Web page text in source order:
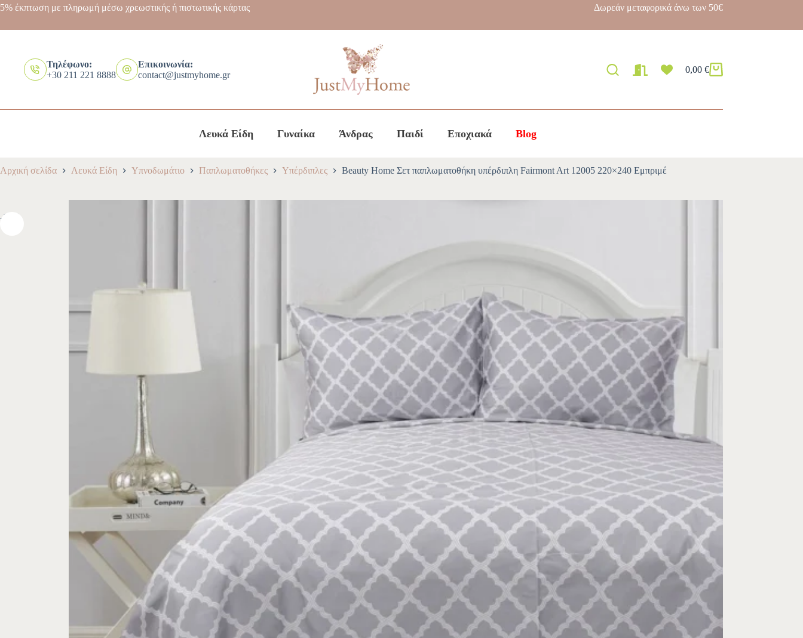
5% έκπτωση με πληρωμή μέσω χρεωστικής ή πιστωτικής κάρτας Δωρεάν μεταφορικά άνω των 50€
Τηλέφωνο:
+30 211 221 8888
Επικοινωνία:
contact@justmyhome.gr
0,00 €
Λευκά Είδη Γυναίκα Άνδρας Παιδί Εποχιακά Blog
Αρχική σελίδα Λευκά Είδη Υπνοδωμάτιο Παπλωματοθήκες Υπέρδιπλες Beauty Home Σετ παπλωματοθήκη υπέρδιπλη Fairmont Art 12005 220×240 Εμπριμέ
-10%